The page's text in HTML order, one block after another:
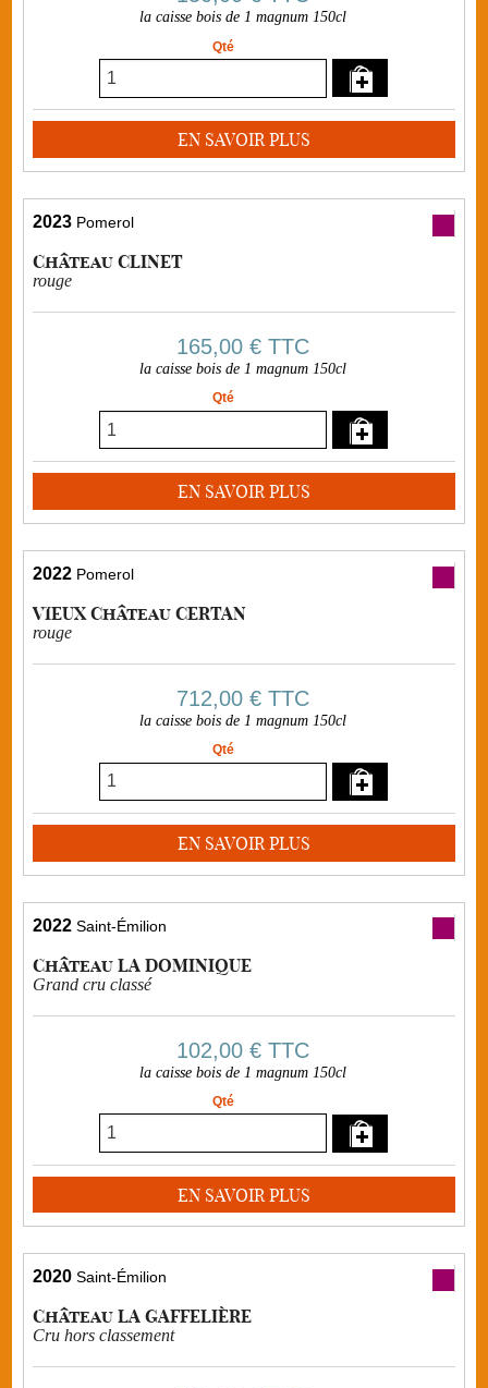
la caisse bois de 1 magnum 150cl
Qté
EN SAVOIR PLUS
2023 Pomerol
Château CLINET
rouge
165,00 € TTC
la caisse bois de 1 magnum 150cl
Qté
EN SAVOIR PLUS
2022 Pomerol
VIEUX Château CERTAN
rouge
712,00 € TTC
la caisse bois de 1 magnum 150cl
Qté
EN SAVOIR PLUS
2022 Saint-Émilion
Château LA DOMINIQUE
Grand cru classé
102,00 € TTC
la caisse bois de 1 magnum 150cl
Qté
EN SAVOIR PLUS
2020 Saint-Émilion
Château LA GAFFELIÈRE
Cru hors classement